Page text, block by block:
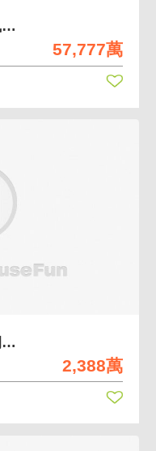
57,777萬
💎北屯大滿段溫泉風景區風水絕佳｜已通過環品
2,388萬
＃低價賠售求結緣！霧峰朝陽科大北溝小段近萬坪農地